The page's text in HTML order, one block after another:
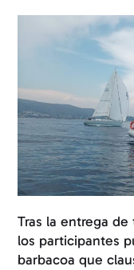
Tras la entrega
los participantes
barbacoa que